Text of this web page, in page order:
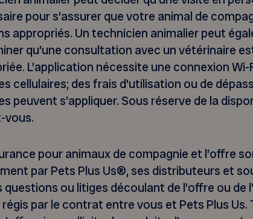
pour s’assurer que votre animal de
appropriés. Un technicien animalier peut
qu’une consultation avec un vétérinaire
L’application nécessite une connexion Wi-
cellulaires; des frais d’utilisation ou de
peuvent s’appliquer. Sous réserve de la
vous.
pour animaux de compagnie et l’offre
par Pets Plus Us®, ses distributeurs et
questions ou litiges découlant de l’offre ou de
par le contrat entre vous et Pets Plus Us.